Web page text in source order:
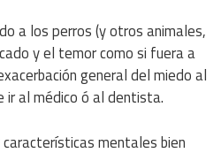
a los perros (y otros animales,
y el temor como si fuera a
general del miedo al
ir al médico ó al dentista.
mentales bien